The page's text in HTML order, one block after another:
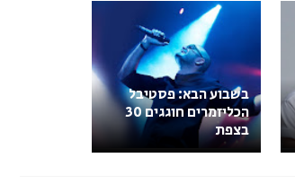
בשבוע הבא: פסטיבל
הכליזמרים חוגגים 30
בצפת